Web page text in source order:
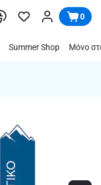
0
Summer Shop Μόνο